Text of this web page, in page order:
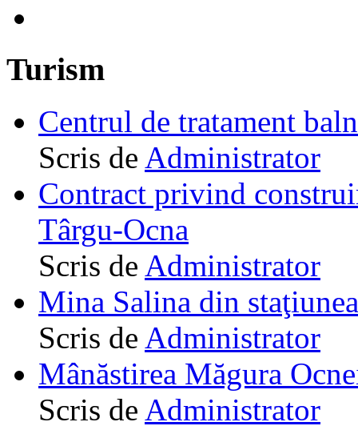
Turism
Centrul de tratament
Scris de Administrator
Contract privind
Târgu-Ocna
Scris de Administrator
Mina Salina din
Scris de Administrator
Mânăstirea Măgura
Scris de Administrator